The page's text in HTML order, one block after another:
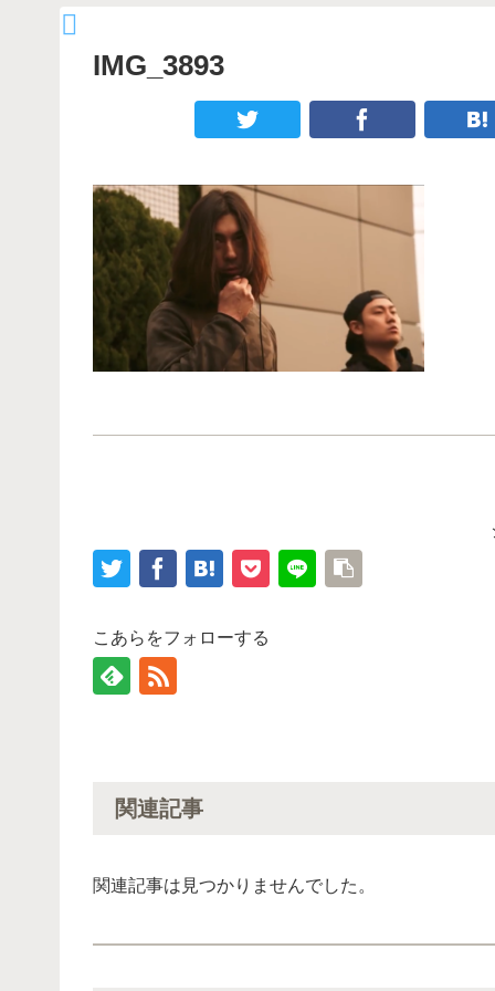
IMG_3893
こあらをフォローする
関連記事
関連記事は見つかりませんでした。